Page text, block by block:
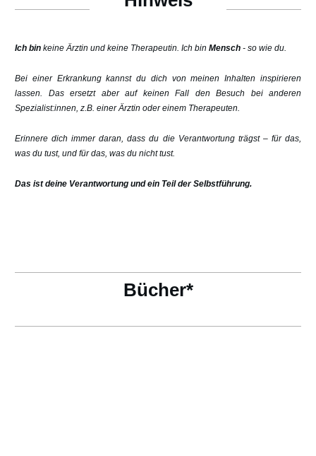
Ich bin keine Ärztin und keine Therapeutin. Ich bin Mensch - so wie du.
Bei einer Erkrankung kannst du dich von meinen Inhalten inspirieren
lassen. Das ersetzt aber auf keinen Fall den Besuch bei anderen
Spezialist:innen, z.B. einer Ärztin oder einem Therapeuten.
Erinnere dich immer daran, dass du die Verantwortung trägst – für das,
was du tust, und für das, was du nicht tust.
Das ist deine Verantwortung und ein Teil der Selbstführung.
Bücher*